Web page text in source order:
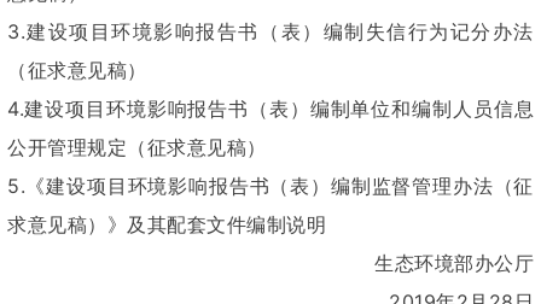
3.建设项目环境影响报告书（表）编制失信行为记分办法
（征求意见稿）
4.建设项目环境影响报告书（表）编制单位和编制人员信息
公开管理规定（征求意见稿）
5.《建设项目环境影响报告书（表）编制监督管理办法（征
求意见稿）》及其配套文件编制说明
生态环境部办公厅